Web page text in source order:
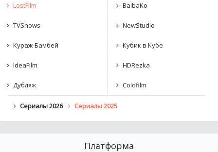
LostFilm BaibaKo
TVShows NewStudio
Кураж-Бамбей Кубик в Кубе
IdeaFilm HDRezka
Дубляж Coldfilm
Сериалы 2026 Сериалы 2025
Платформа